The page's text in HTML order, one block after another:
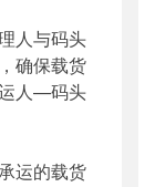
人与码头
确保载货
人—码头
运的载货